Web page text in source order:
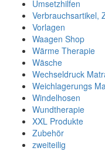
Umsetzhilfen
Verbrauchsartikel,
Vorlagen
Waagen Shop
Wärme Therapie
Wäsche
Wechseldruck
Weichlagerungs
Windelhosen
Wundtherapie
XXL Produkte
Zubehör
zweiteilig